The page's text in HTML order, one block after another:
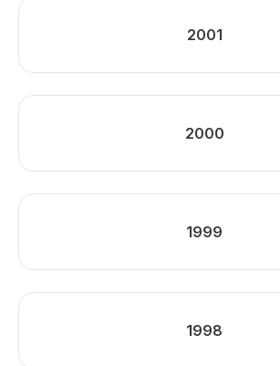
2001
2000
1999
1998